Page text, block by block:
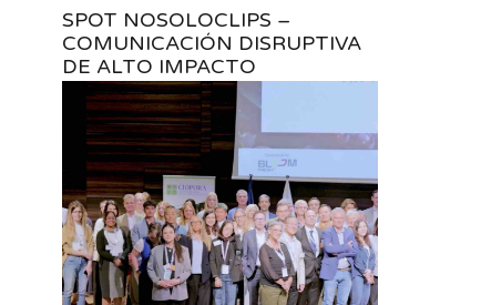
SPOT NOSOLOCLIPS –
COMUNICACIÓN DISRUPTIVA
DE ALTO IMPACTO